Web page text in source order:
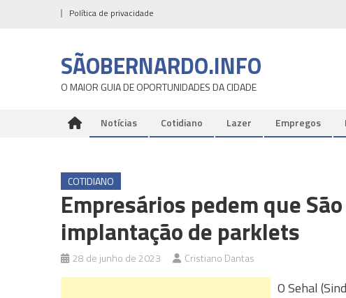
Política de privacidade
SÃOBERNARDO.INFO
O MAIOR GUIA DE OPORTUNIDADES DA CIDADE
Notícias Cotidiano Lazer Empregos
COTIDIANO
Empresários pedem que
implantação de parklets
28 de junho de 2023 Cristiano Dantas
O Sehal